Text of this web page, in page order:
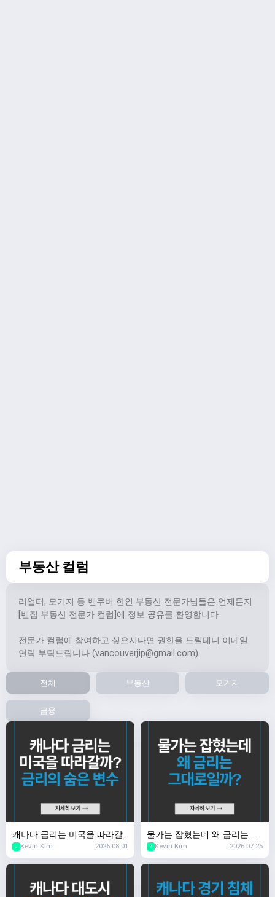
부동산 컬럼
리얼터, 모기지 등 밴쿠버 한인 부동산 전문가님들은 언제든지
[밴집 부동산 전문가 컬럼]에 정보 공유를 환영합니다.
전문가 컬럼에 참여하고 싶으시다면 권한을 드릴테니 이메일
연락 부탁드립니다 (vancouverjip@gmail.com).
전체 부동산 모기지
금융
캐나다 금리는 미국을 따라갈
까? 금리의 숨은 변수
2 Kevin Kim 2026.08.01
물가는 잡혔는데 왜 금리는 그
대로일까?
2 Kevin Kim 2026.07.25